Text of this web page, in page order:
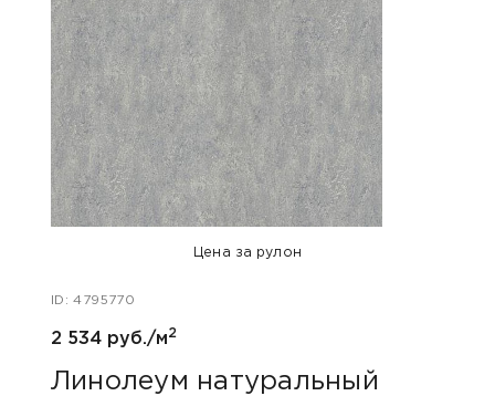
Цена за рулон
ID: 4795770
2 534 руб./м2
Линолеум натуральный